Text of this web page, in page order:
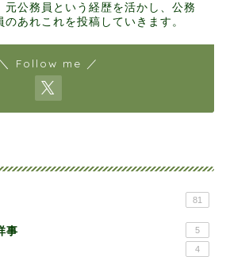
元公務員という経歴を活かし、公務
のあれこれを投稿していきます。
＼ Follow me ／
81
事 5
4